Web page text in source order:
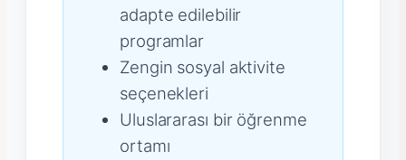
adapte edilebilir
programlar
Zengin sosyal aktivite
seçenekleri
Uluslararası bir öğrenme
ortamı